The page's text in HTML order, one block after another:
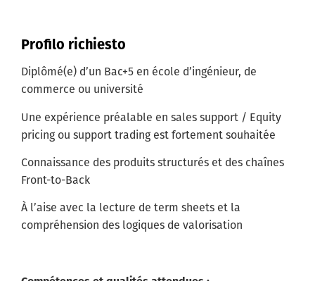
Profilo richiesto
Diplômé(e) d’un Bac+5 en école d’ingénieur, de
commerce ou université
Une expérience préalable en sales support / Equity
pricing ou support trading est fortement souhaitée
Connaissance des produits structurés et des chaînes
Front-to-Back
À l’aise avec la lecture de term sheets et la
compréhension des logiques de valorisation